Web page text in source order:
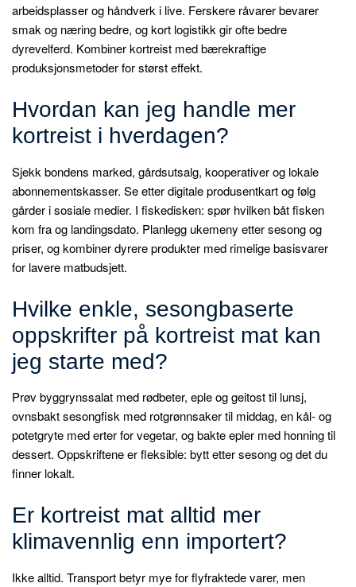
arbeidsplasser og håndverk i live. Ferskere råvarer bevarer
smak og næring bedre, og kort logistikk gir ofte bedre
dyrevelferd. Kombiner kortreist med bærekraftige
produksjonsmetoder for størst effekt.
Hvordan kan jeg handle mer
kortreist i hverdagen?
Sjekk bondens marked, gårdsutsalg, kooperativer og lokale
abonnementskasser. Se etter digitale produsentkart og følg
gårder i sosiale medier. I fiskedisken: spør hvilken båt fisken
kom fra og landingsdato. Planlegg ukemeny etter sesong og
priser, og kombiner dyrere produkter med rimelige basisvarer
for lavere matbudsjett.
Hvilke enkle, sesongbaserte
oppskrifter på kortreist mat kan
jeg starte med?
Prøv byggrynssalat med rødbeter, eple og geitost til lunsj,
ovnsbakt sesongfisk med rotgrønnsaker til middag, en kål- og
potetgryte med erter for vegetar, og bakte epler med honning til
dessert. Oppskriftene er fleksible: bytt etter sesong og det du
finner lokalt.
Er kortreist mat alltid mer
klimavennlig enn importert?
Ikke alltid. Transport betyr mye for flyfraktede varer, men